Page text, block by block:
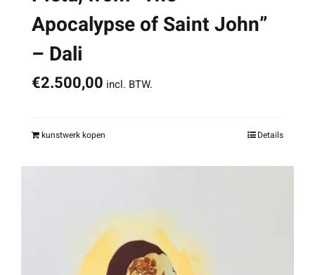
Apocalypse of Saint John”
– Dali
€2.500,00 incl. BTW.
kunstwerk kopen Details